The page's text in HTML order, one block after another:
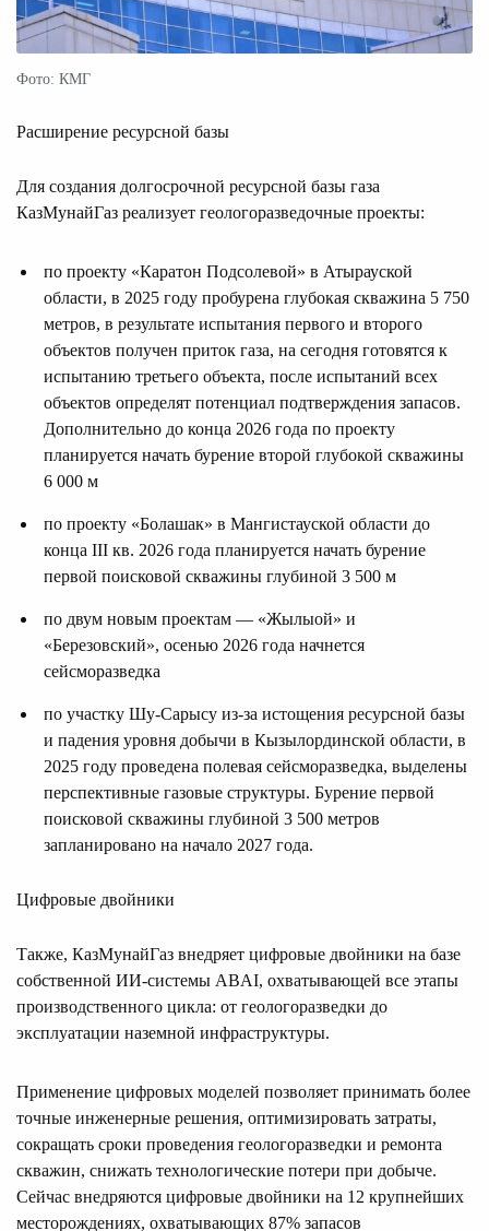
Фото: КМГ
Расширение ресурсной базы
Для создания долгосрочной ресурсной базы газа
КазМунайГаз реализует геологоразведочные проекты:
по проекту «Каратон Подсолевой» в Атырауской
области, в 2025 году пробурена глубокая скважина 5 750
метров, в результате испытания первого и второго
объектов получен приток газа, на сегодня готовятся к
испытанию третьего объекта, после испытаний всех
объектов определят потенциал подтверждения запасов.
Дополнительно до конца 2026 года по проекту
планируется начать бурение второй глубокой скважины
6 000 м
по проекту «Болашак» в Мангистауской области до
конца III кв. 2026 года планируется начать бурение
первой поисковой скважины глубиной 3 500 м
по двум новым проектам — «Жылыой» и
«Березовский», осенью 2026 года начнется
сейсморазведка
по участку Шу-Сарысу из-за истощения ресурсной базы
и падения уровня добычи в Кызылординской области, в
2025 году проведена полевая сейсморазведка, выделены
перспективные газовые структуры. Бурение первой
поисковой скважины глубиной 3 500 метров
запланировано на начало 2027 года.
Цифровые двойники
Также, КазМунайГаз внедряет цифровые двойники на базе
собственной ИИ-системы ABAI, охватывающей все этапы
производственного цикла: от геологоразведки до
эксплуатации наземной инфраструктуры.
Применение цифровых моделей позволяет принимать более
точные инженерные решения, оптимизировать затраты,
сокращать сроки проведения геологоразведки и ремонта
скважин, снижать технологические потери при добыче.
Сейчас внедряются цифровые двойники на 12 крупнейших
месторождениях, охватывающих 87% запасов